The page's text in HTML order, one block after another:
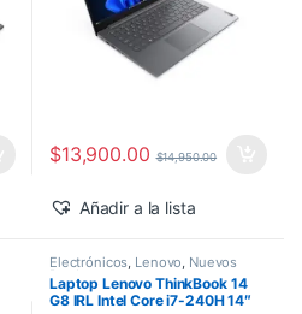
$13,900.00 $14,950.00
Añadir a la lista
Electrónicos Lenovo Nuevos
Productos
Laptop Lenovo ThinkBook 14
G8 IRL Intel Core i7-240H 14″